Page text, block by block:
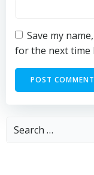
Save my
for the next time
Search